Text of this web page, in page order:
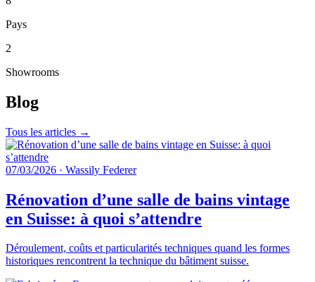
Pays
2
Showrooms
Blog
Tous les articles →
07/03/2026 · Wassily Federer
Rénovation d’une salle de bains vintage
en Suisse: à quoi s’attendre
Déroulement, coûts et particularités techniques quand les formes
historiques rencontrent la technique du bâtiment suisse.